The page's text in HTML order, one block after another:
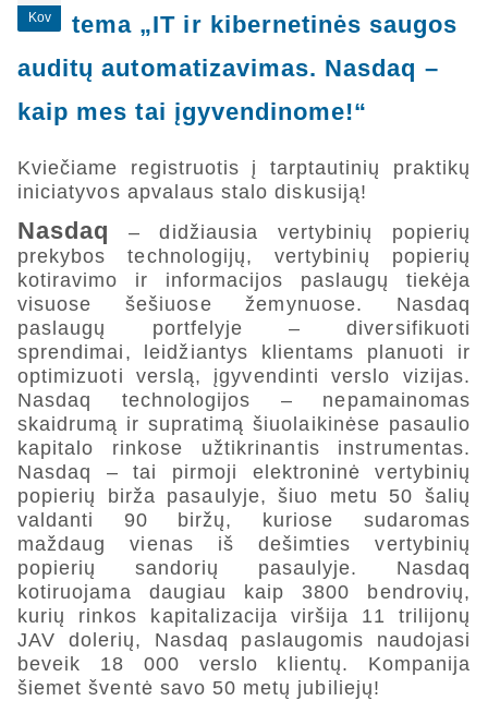
Kov
tema „IT ir kibernetinės saugos
auditų automatizavimas. Nasdaq –
kaip mes tai įgyvendinome!“
Kviečiame registruotis į tarptautinių praktikų
iniciatyvos apvalaus stalo diskusiją!
Nasdaq
– didžiausia vertybinių popierių
prekybos technologijų, vertybinių popierių
kotiravimo ir informacijos paslaugų tiekėja
visuose šešiuose žemynuose. Nasdaq
paslaugų portfelyje – diversifikuoti
sprendimai, leidžiantys klientams planuoti ir
optimizuoti verslą, įgyvendinti verslo vizijas.
Nasdaq technologijos – nepamainomas
skaidrumą ir supratimą šiuolaikinėse pasaulio
kapitalo rinkose užtikrinantis instrumentas.
Nasdaq – tai pirmoji elektroninė vertybinių
popierių birža pasaulyje, šiuo metu 50 šalių
valdanti 90 biržų, kuriose sudaromas
maždaug vienas iš dešimties vertybinių
popierių sandorių pasaulyje. Nasdaq
kotiruojama daugiau kaip 3800 bendrovių,
kurių rinkos kapitalizacija viršija 11 trilijonų
JAV dolerių, Nasdaq paslaugomis naudojasi
beveik 18 000 verslo klientų. Kompanija
šiemet šventė savo 50 metų jubiliejų!